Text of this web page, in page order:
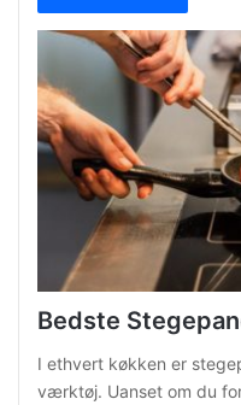
Bedste
I ethvert køkken er
værktøj. Uanset om du